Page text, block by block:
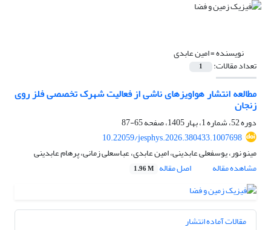
نویسنده =امین عابدی
تعداد مقالات: 1
مطالعه انتشار هواویزهای ناشی از فعالیت شهرک تخصصی فلز روی
زنجان
دوره 52، شماره 1، بهار 1405، صفحه
65-87
10.22059/jesphys.2026.380433.1007698
مینو نور، یوسفعلی عابدینی، امین عابدی، عباسعلی زمانی، پرهام عابدینی
مشاهده مقاله
اصل مقاله 1.96 M
مقالات آماده انتشار